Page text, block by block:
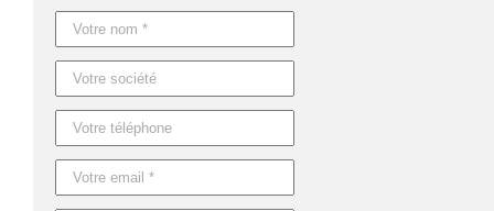
Caractéristiques du produit :
Référence : MO9538
Nom : SPOT EIGHT
Dimensions : Ø6,5X18,5 CM